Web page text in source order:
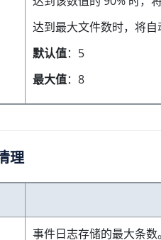
达到最大文件数时，将
默认值：5
最大值：8
理
事件日志存储的最大条数